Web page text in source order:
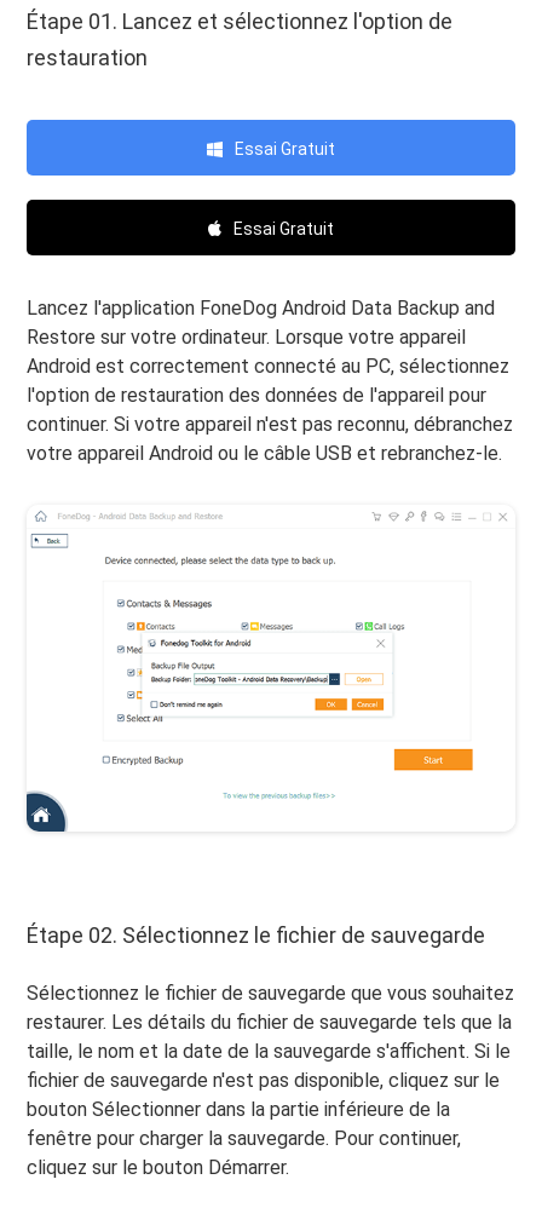
Étape 01. Lancez et sélectionnez l'option de
restauration
Essai Gratuit
Essai Gratuit
Lancez l'application FoneDog Android Data Backup and
Restore sur votre ordinateur. Lorsque votre appareil
Android est correctement connecté au PC, sélectionnez
l'option de restauration des données de l'appareil pour
continuer. Si votre appareil n'est pas reconnu, débranchez
votre appareil Android ou le câble USB et rebranchez-le.
Étape 02. Sélectionnez le fichier de sauvegarde
Sélectionnez le fichier de sauvegarde que vous souhaitez
restaurer. Les détails du fichier de sauvegarde tels que la
taille, le nom et la date de la sauvegarde s'affichent. Si le
fichier de sauvegarde n'est pas disponible, cliquez sur le
bouton Sélectionner dans la partie inférieure de la
fenêtre pour charger la sauvegarde. Pour continuer,
cliquez sur le bouton Démarrer.